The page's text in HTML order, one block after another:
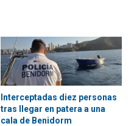
Interceptadas diez personas
tras llegar en patera a una
cala de Benidorm